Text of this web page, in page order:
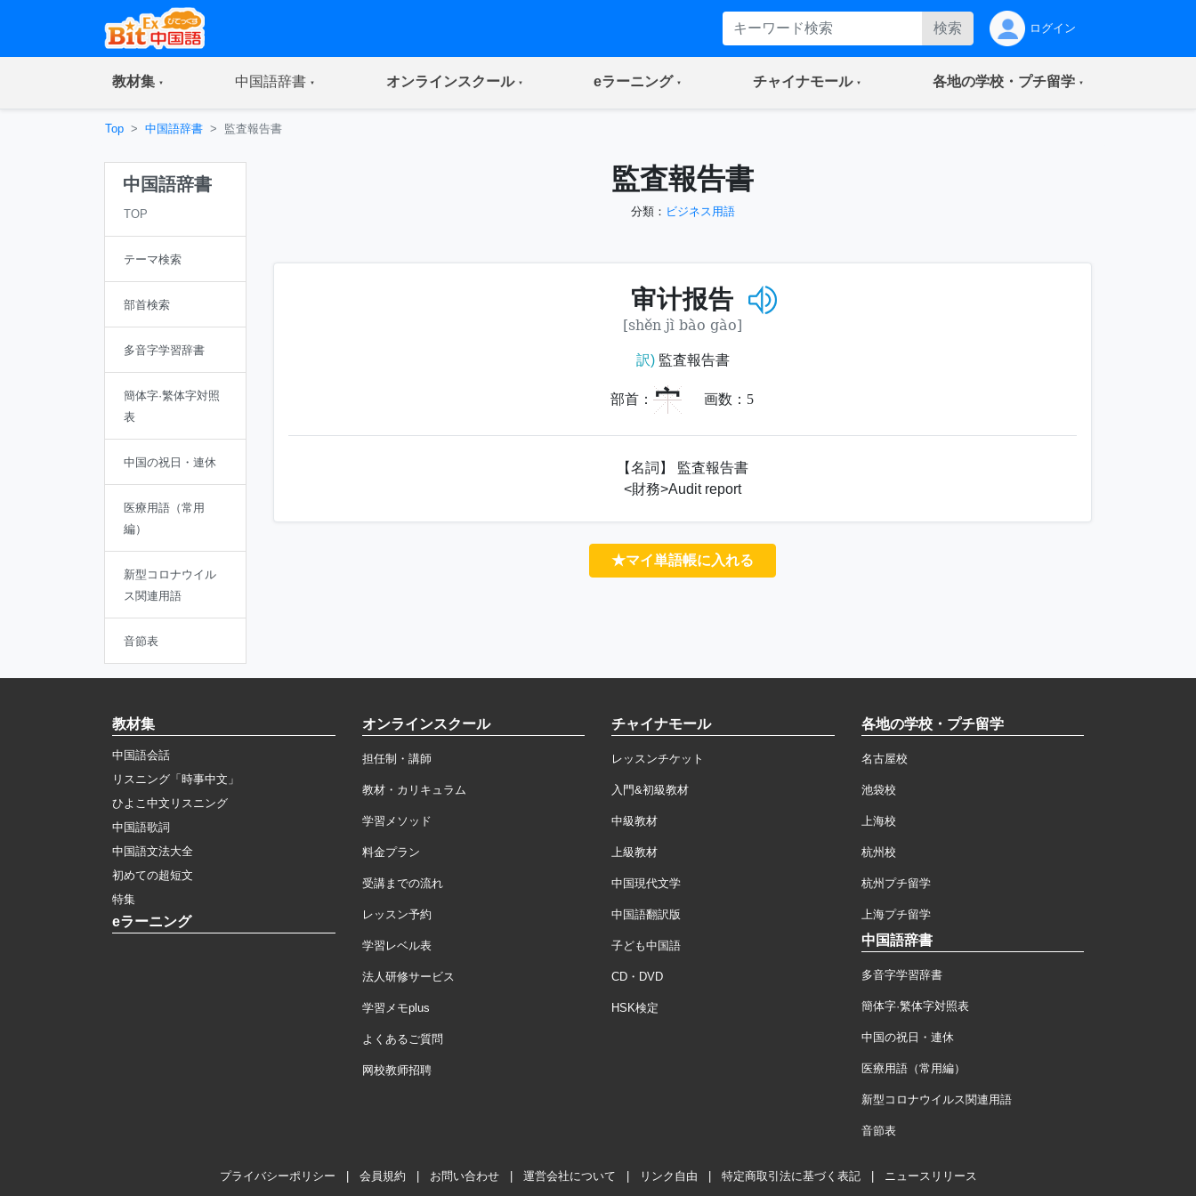
検索 ログイン
教材集(current) 中国語辞書(current) オンラインスクール(current) eラーニング(current) チャイナモール(current) 各地の学校・プチ留学(current)
Top 中国語辞書 監査報告書
中国語辞書
TOP
テーマ検索
部首検索
多音字学習辞書
簡体字·繁体字対照
表
中国の祝日・連休
医療用語（常用
編）
新型コロナウイル
ス関連用語
音節表
監査報告書
分類： ビジネス用語
审计报告
[shěn jì bào gào]
訳)監査報告書
部首： 宀 画数： 5
【名詞】 監査報告書
<財務>Audit report
★マイ単語帳に入れる
教材集
中国語会話
リスニング「時事中文」
ひよこ中文リスニング
中国語歌詞
中国語文法大全
初めての超短文
特集
eラーニング
オンラインスクール
担任制・講師
教材・カリキュラム
学習メソッド
料金プラン
受講までの流れ
レッスン予約
学習レベル表
法人研修サービス
学習メモplus
よくあるご質問
网校教师招聘
チャイナモール
レッスンチケット
入門&初級教材
中級教材
上級教材
中国現代文学
中国語翻訳版
子ども中国語
CD・DVD
HSK検定
各地の学校・プチ留学
名古屋校
池袋校
上海校
杭州校
杭州プチ留学
上海プチ留学
中国語辞書
多音字学習辞書
簡体字·繁体字対照表
中国の祝日・連休
医療用語（常用編）
新型コロナウイルス関連用語
音節表
プライバシーポリシー 会員規約 お問い合わせ 運営会社について リンク自由 特定商取引法に基づく表記 ニュースリリース